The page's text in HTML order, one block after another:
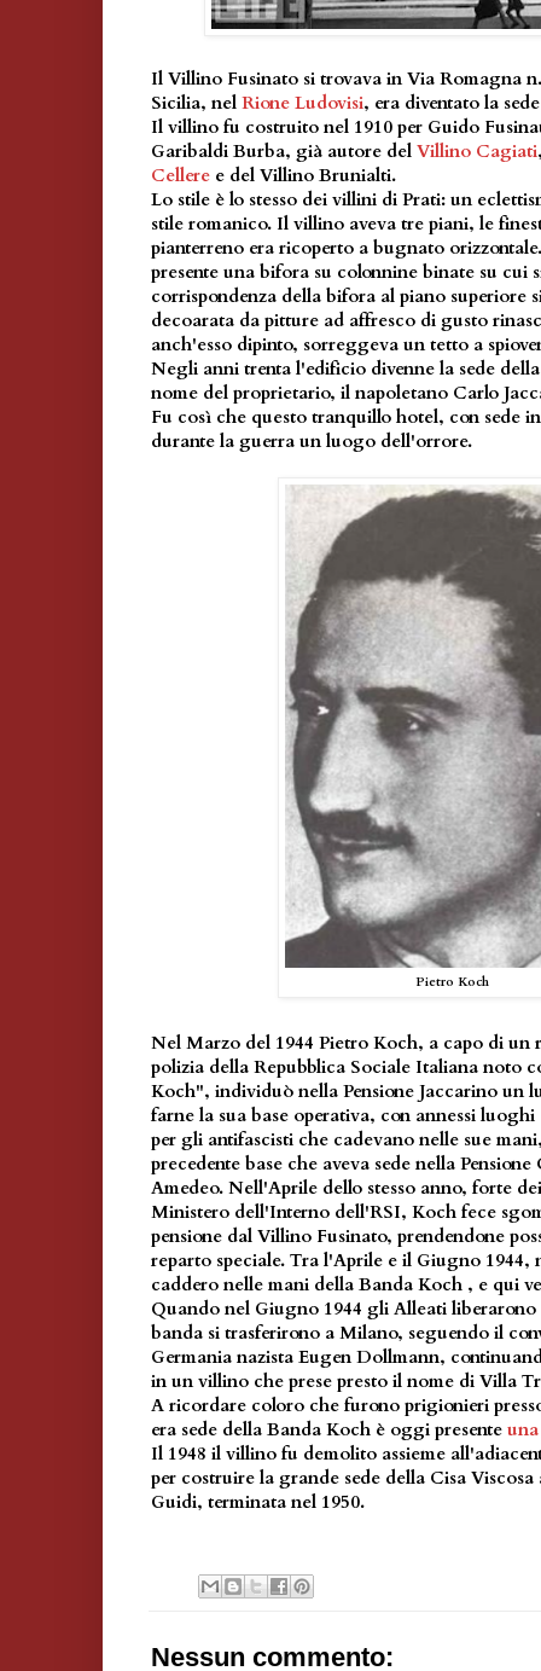
Il Villino Fusinato si trovava in Via Romagna
Sicilia, nel Rione Ludovisi, era diventato la
Il villino fu costruito nel 1910 per Guido
Garibaldi Burba, già autore del Villino Cagiati
Cellere e del Villino Brunialti.
Lo stile è lo stesso dei villini di Prati: un
stile romanico. Il villino aveva tre piani, le
pianterreno era ricoperto a bugnato
presente una bifora su colonnine binate su cui
corrispondenza della bifora al piano superiore
decoarata da pitture ad affresco di gusto
anch'esso dipinto, sorreggeva un tetto a
Negli anni trenta l'edificio divenne la sede
nome del proprietario, il napoletano Carlo
Fu così che questo tranquillo hotel, con sede
durante la guerra un luogo dell'orrore.
Pietro Koch
Nel Marzo del 1944 Pietro Koch, a capo di un
polizia della Repubblica Sociale Italiana noto
Koch", individuò nella Pensione Jaccarino un
farne la sua base operativa, con annessi
per gli antifascisti che cadevano nelle sue
precedente base che aveva sede nella
Amedeo. Nell'Aprile dello stesso anno, forte
Ministero dell'Interno dell'RSI, Koch fece
pensione dal Villino Fusinato, prendendone
reparto speciale. Tra l'Aprile e il Giugno 1944,
caddero nelle mani della Banda Koch , e qui
Quando nel Giugno 1944 gli Alleati liberarono
banda si trasferirono a Milano, seguendo il
Germania nazista Eugen Dollmann,
in un villino che prese presto il nome di Villa
A ricordare coloro che furono prigionieri
era sede della Banda Koch è oggi presente
Il 1948 il villino fu demolito assieme
per costruire la grande sede della Cisa
Guidi, terminata nel 1950.
Nessun commento: